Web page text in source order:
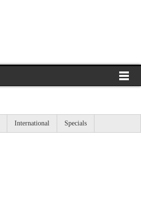
International Specials